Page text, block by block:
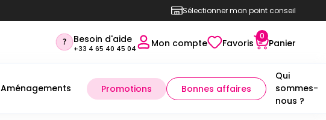
Sélectionner mon point conseil
Besoin d'aide
+33 4 65 40 45 04 Mon compte Favoris
0
Panier
Aménagements Promotions Bonnes affaires
Qui
sommes-
nous ?